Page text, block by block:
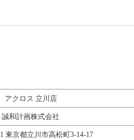
アクロス 立川店
誠和計画株式会社
東京都立川市高松町3-14-17